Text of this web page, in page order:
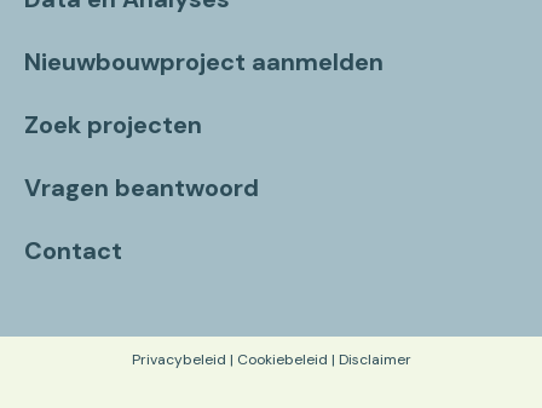
Nieuwbouwproject aanmelden
Zoek projecten
Vragen beantwoord
Contact
Privacybeleid | Cookiebeleid | Disclaimer